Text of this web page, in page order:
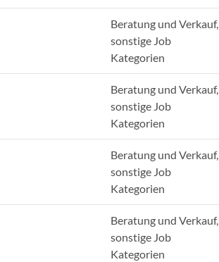
Beratung und Verkauf,
sonstige Job
Kategorien
Beratung und Verkauf,
sonstige Job
Kategorien
Beratung und Verkauf,
sonstige Job
Kategorien
Beratung und Verkauf,
sonstige Job
Kategorien